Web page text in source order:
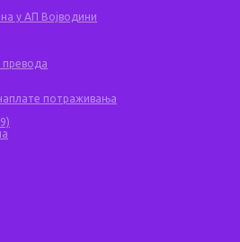
у АП Војводини
превода
потраживања